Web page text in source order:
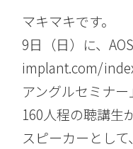
マキマキです。
9日（日）に、
implant.com/
アングルセミナー
160人程の聴講生
スピーカーとし